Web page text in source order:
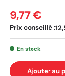
Prix conseillé :
9,77 €
En stock
Ajouter au